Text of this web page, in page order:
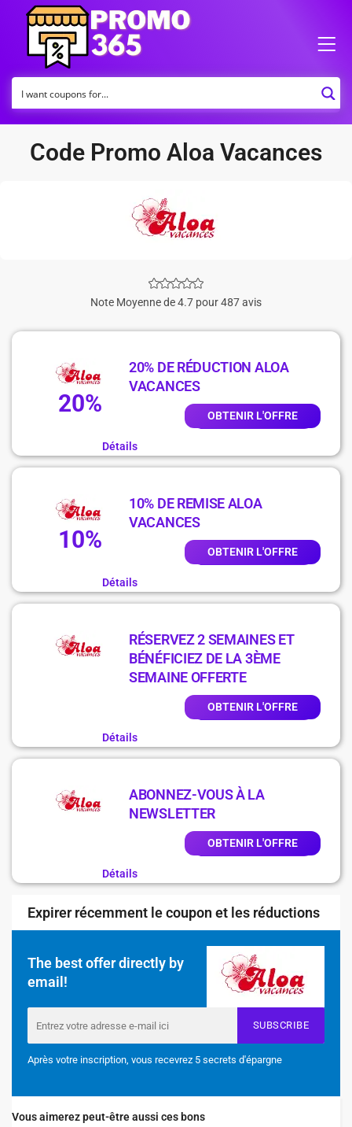
Code Promo Aloa Vacances
Note Moyenne de 4.7 pour 487 avis
20%
20% DE RÉDUCTION ALOA
VACANCES
OBTENIR L'OFFRE
Détails
10%
10% DE REMISE ALOA
VACANCES
OBTENIR L'OFFRE
Détails
RÉSERVEZ 2 SEMAINES ET
BÉNÉFICIEZ DE LA 3ÈME
SEMAINE OFFERTE
OBTENIR L'OFFRE
Détails
ABONNEZ-VOUS À LA
NEWSLETTER
OBTENIR L'OFFRE
Détails
Expirer récemment le coupon et les réductions
The best offer directly by
email!
SUBSCRIBE
Après votre inscription, vous recevrez 5 secrets d'épargne
Vous aimerez peut-être aussi ces bons